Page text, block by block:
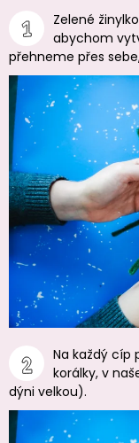
Zelené
abychom
přehneme přes
Na každý cíp
korálky, v
dýni velkou).